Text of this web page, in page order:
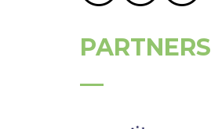
PARTNERS